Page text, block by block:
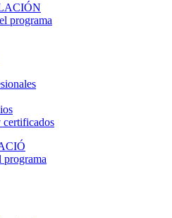
programa
certificados